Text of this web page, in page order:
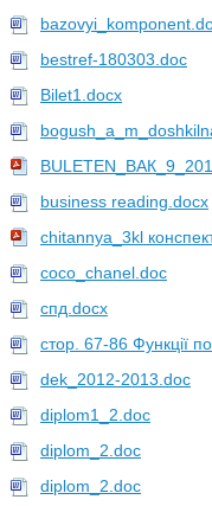
bestref-180303.doc
Bilet1.docx
business reading.docx
chitannya_3kl
coco_chanel.doc
cпд.docx
cтор. 67-86 Функції
dek_2012-2013.doc
diplom1_2.doc
diplom_2.doc
diplom_2.doc